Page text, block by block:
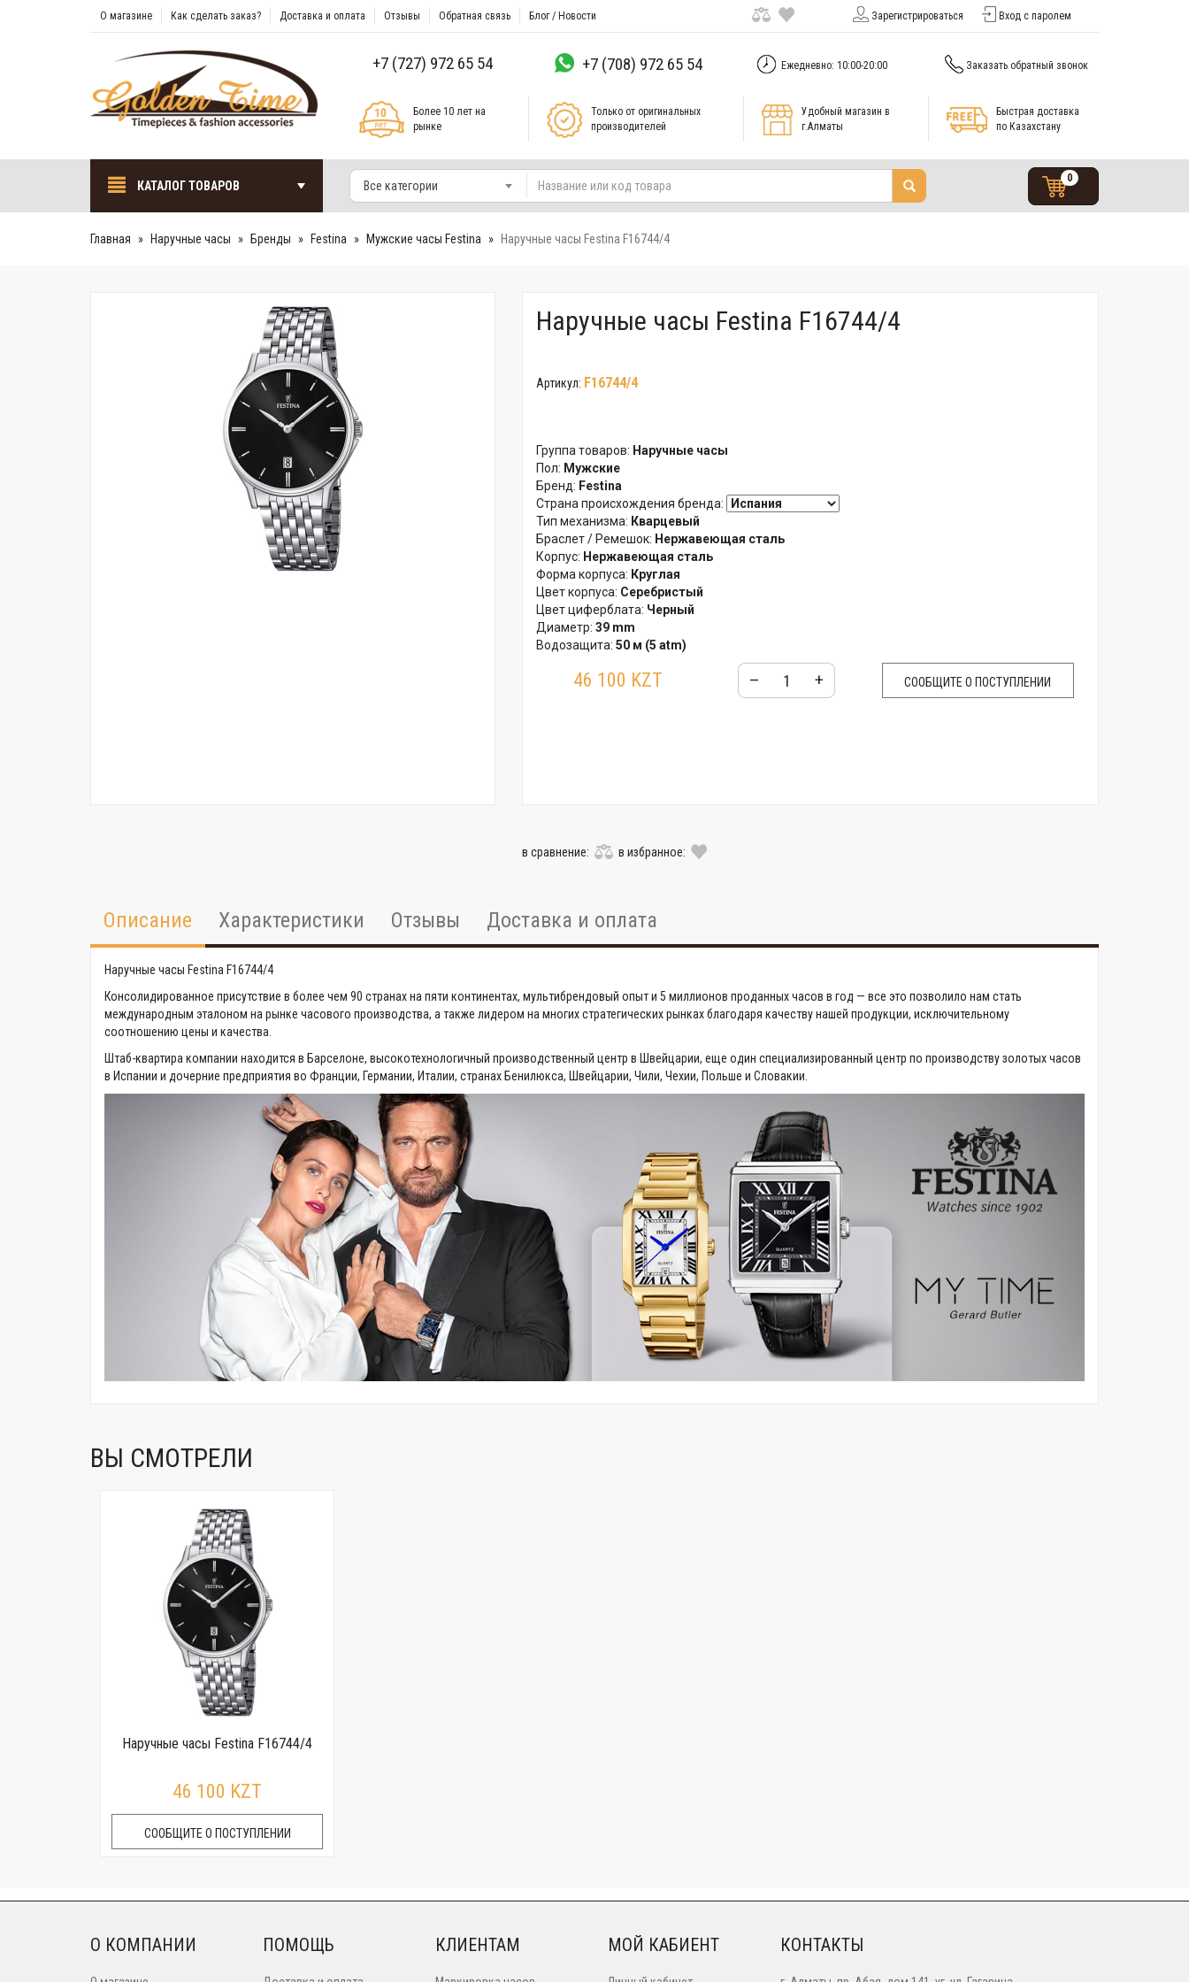
О магазине Как сделать заказ? Доставка и оплата Отзывы Обратная связь Блог / Новости Зарегистрироваться Вход с паролем
+7 (727) 972 65 54 +7 (708) 972 65 54 Ежедневно: 10:00-20:00 Заказать обратный звонок
Более 10 лет на
рынке
Только от оригинальных
производителей
Удобный магазин в
г.Алматы
Быстрая доставка
по Казахстану
КАТАЛОГ ТОВАРОВ Все категории
0
Главная Наручные часы Бренды Festina Мужские часы Festina Наручные часы Festina F16744/4
Наручные часы Festina F16744/4
Артикул: F16744/4
Группа товаров: Наручные часы
Пол: Мужские
Бренд: Festina
Страна происхождения бренда:
Тип механизма: Кварцевый
Браслет / Ремешок: Нержавеющая сталь
Корпус: Нержавеющая сталь
Форма корпуса: Круглая
Цвет корпуса: Серебристый
Цвет циферблата: Черный
Диаметр: 39 mm
Водозащита: 50 м (5 atm)
Гарантия: 24 месяца
46 100 KZT – + СООБЩИТЕ О ПОСТУПЛЕНИИ
в сравнение: в избранное:
Описание Характеристики Отзывы Доставка и оплата
Наручные часы Festina F16744/4
Консолидированное присутствие в более чем 90 странах на пяти континентах, мультибрендовый опыт и 5 миллионов проданных часов в год — все это позволило нам стать
международным эталоном на рынке часового производства, а также лидером на многих стратегических рынках благодаря качеству нашей продукции, исключительному
соотношению цены и качества.
Штаб-квартира компании находится в Барселоне, высокотехнологичный производственный центр в Швейцарии, еще один специализированный центр по производству золотых часов
в Испании и дочерние предприятия во Франции, Германии, Италии, странах Бенилюкса, Швейцарии, Чили, Чехии, Польше и Словакии.
ВЫ СМОТРЕЛИ
Наручные часы Festina F16744/4
46 100 KZT
СООБЩИТЕ О ПОСТУПЛЕНИИ
О КОМПАНИИ ПОМОЩЬ КЛИЕНТАМ МОЙ КАБИЕНТ КОНТАКТЫ